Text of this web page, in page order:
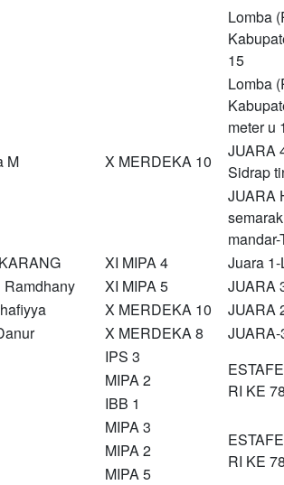
Lomba
15
Lomba
meter u
M
X MERDEKA 10
JUARA
Sidrap
JUARA
XI MIPA 4
Juara
XI MIPA 5
JUARA
X MERDEKA 10
JUARA
X MERDEKA 8
IPS 3
RI KE
MIPA 2
IBB 1
MIPA 3
RI KE
MIPA 2
MIPA 5